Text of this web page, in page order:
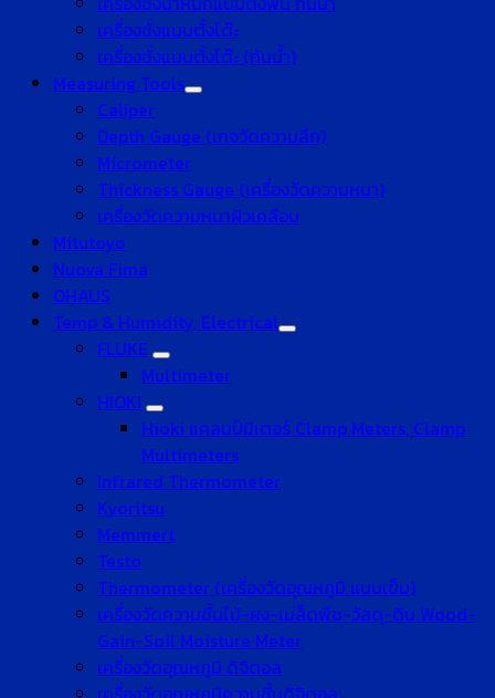
เครื่องชั่งแบบตั้งโต๊ะ
เครื่องชั่งแบบตั้งโต๊ะ (กันน้ำ)
Measuring Tools
Caliper
Depth Gauge (เกจวัดความลึก)
Micrometer
Thickness Gauge (เครื่องวัดความหนา)
เครื่องวัดความหนาผิวเคลือบ
Mitutoyo
Nuova Fima
OHAUS
Temp & Humidity, Electrical
FLUKE
Multimeter
HIOKI
Hioki แคลมป์มิเตอร์ Clamp Meters, Clamp
Multimeters
Infrared Thermometer
Kyoritsu
Memmert
Testo
Thermometer (เครื่องวัดอุณหภูมิ แบบเข็ม)
เครื่องวัดความชื้นไม้-ผง-เมล็ดพืช-วัสดุ-ดิน Wood-
Gain-Soil Moisture Meter
เครื่องวัดอุณหภูมิ ดิจิตอล